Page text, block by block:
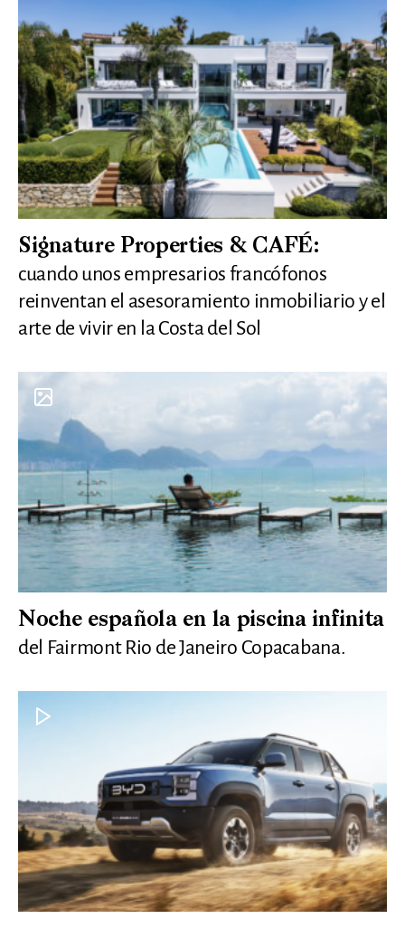
Signature Properties & CAFÉ:
cuando unos empresarios francófonos
reinventan el asesoramiento inmobiliario y el
arte de vivir en la Costa del Sol
Noche española en la piscina infinita
del Fairmont Rio de Janeiro Copacabana.